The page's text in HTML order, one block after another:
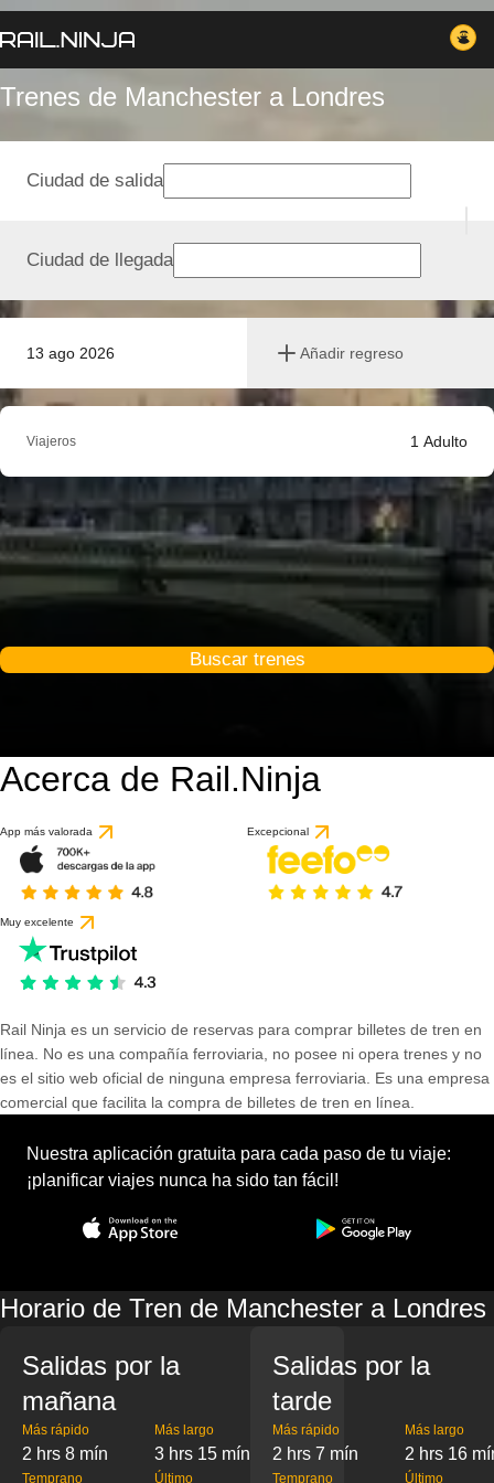
Trenes de Manchester a Londres
13 ago 2026 Añadir regreso
Ciudad de salida
Ciudad de llegada
Viajeros 1 Adulto
Buscar trenes
Acerca de Rail.Ninja
App más valorada Excepcional
Muy excelente
Rail Ninja es un servicio de reservas para comprar billetes de tren en
línea. No es una compañía ferroviaria, no posee ni opera trenes y no
es el sitio web oficial de ninguna empresa ferroviaria. Es una empresa
comercial que facilita la compra de billetes de tren en línea.
Nuestra aplicación gratuita para cada paso de tu viaje:
¡planificar viajes nunca ha sido tan fácil!
Horario de Tren de Manchester a Londres
Salidas por la
mañana
Más rápido
2 hrs 8 mín
Más largo
3 hrs 15 mín
Temprano Último
Salidas por la
tarde
Más rápido
2 hrs 7 mín
Más largo
2 hrs 16
Temprano Último